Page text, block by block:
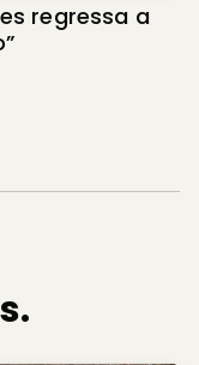
regressa a